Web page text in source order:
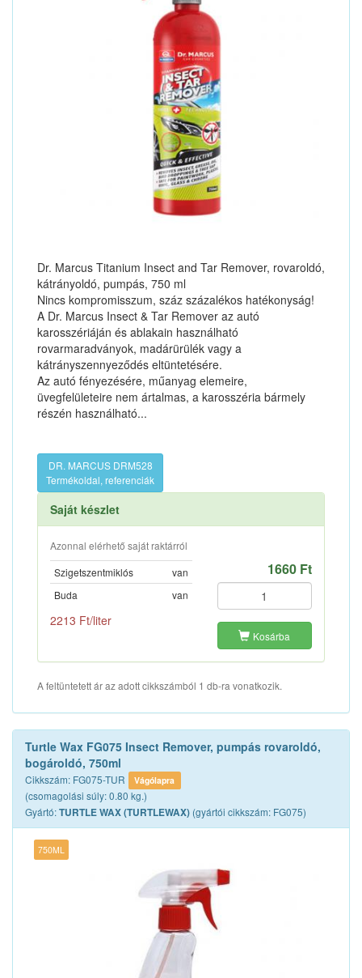
Dr. Marcus Titanium Insect and Tar Remover, rovaroldó,
kátrányoldó, pumpás, 750 ml
Nincs kompromisszum, száz százalékos hatékonyság!
A Dr. Marcus Insect & Tar Remover az autó
karosszériáján és ablakain használható
rovarmaradványok, madárürülék vagy a
kátrányszennyeződés eltüntetésére.
Az autó fényezésére, műanyag elemeire,
üvegfelületeire nem ártalmas, a karosszéria bármely
részén használható...
DR. MARCUS DRM528
Termékoldal, referenciák
Saját készlet
Azonnal elérhető saját raktárról
Szigetszentmiklós
van
Buda
van
2213 Ft/liter
1660 Ft
Kosárba
A feltüntetett ár az adott cikkszámból 1 db-ra vonatkozik.
Turtle Wax FG075 Insect Remover, pumpás rovaroldó,
bogároldó, 750ml
Cikkszám: FG075-TUR Vágólapra
(csomagolási súly: 0.80 kg.)
Gyártó:TURTLE WAX (TURTLEWAX) (gyártói cikkszám: FG075)
750ML